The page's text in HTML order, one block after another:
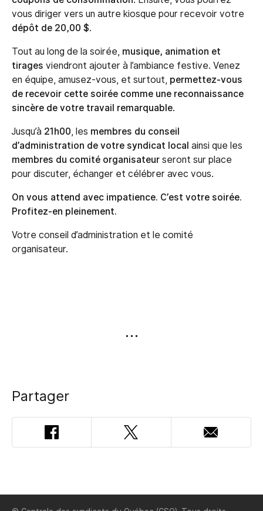
vous diriger vers un autre kiosque pour recevoir votre
dépôt de 20,00 $.
Tout au long de la soirée, musique, animation et
tirages viendront ajouter à l’ambiance festive. Venez
en équipe, amusez-vous, et surtout, permettez-vous
de recevoir cette soirée comme une reconnaissance
sincère de votre travail remarquable.
Jusqu’à 21h00, les membres du conseil
d’administration de votre syndicat local ainsi que les
membres du comité organisateur seront sur place
pour discuter, échanger et célébrer avec vous.
On vous attend avec impatience. C’est votre soirée.
Profitez-en pleinement.
Votre conseil d’administration et le comité
organisateur.
Partager
Facebook Twitter
Adresse
courriel